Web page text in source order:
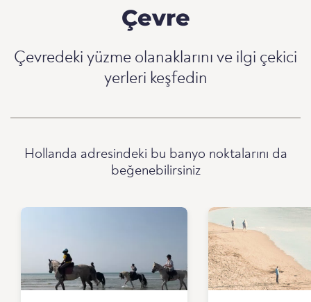
Çevre
Çevredeki yüzme olanaklarını ve ilgi çekici
yerleri keşfedin
Hollanda adresindeki bu banyo noktalarını da
beğenebilirsiniz